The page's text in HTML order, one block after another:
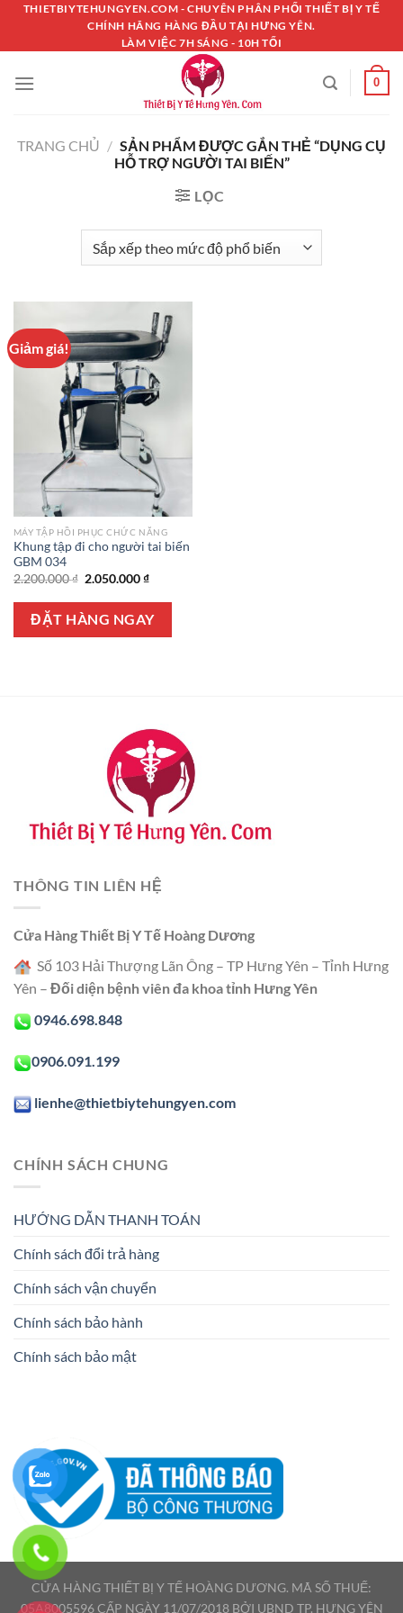
Chuyển
nội
dung
THIETBIYTEHUNGYEN.COM - CHUYÊN PHÂN PHỐI THIẾT BỊ Y TẾ
CHÍNH HÃNG HÀNG ĐẦU TẠI HƯNG YÊN.
LÀM VIỆC 7H SÁNG - 10H TỐI
0
TRANG CHỦ / SẢN PHẨM ĐƯỢC GẮN THẺ “DỤNG CỤ
HỖ TRỢ NGƯỜI TAI BIẾN”
LỌC
Giảm giá!
MÁY TẬP HỒI PHỤC CHỨC NĂNG
Khung tập đi cho người tai biến
GBM 034
2.200.000₫ Giá
là:
2.200.000 ₫.
2.050.000₫Giá
tại
là:
2.050.000 ₫.
ĐẶT HÀNG NGAY
THÔNG TIN LIÊN HỆ
Cửa Hàng Thiết Bị Y Tế Hoàng Dương
Số 103 Hải Thượng Lãn Ông – TP Hưng Yên – Tỉnh Hưng
Yên – Đối diện bệnh viên đa khoa tỉnh Hưng Yên
0946.698.848
0906.091.199
lienhe@thietbiytehungyen.com
CHÍNH SÁCH CHUNG
HƯỚNG DẪN THANH TOÁN
Chính sách đổi trả hàng
Chính sách vận chuyển
Chính sách bảo hành
Chính sách bảo mật
CỬA HÀNG THIẾT BỊ Y TẾ HOÀNG DƯƠNG. MÃ SỐ THUẾ:
05A8005596 CẤP NGÀY 11/07/2018 BỞI UBND TP. HƯNG YÊN